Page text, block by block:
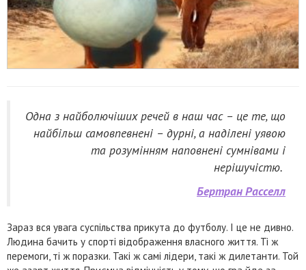
Одна з найболючіших речей в наш час – це те, що
найбільш самовпевнені – дурні, а наділені уявою
та розумінням наповнені сумнівами і
нерішучістю.
Бертран Расселл
Зараз вся увага суспільства прикута до футболу. І це не дивно.
Людина бачить у спорті відображення власного життя. Ті ж
перемоги, ті ж поразки. Такі ж самі лідери, такі ж дилетанти. Той